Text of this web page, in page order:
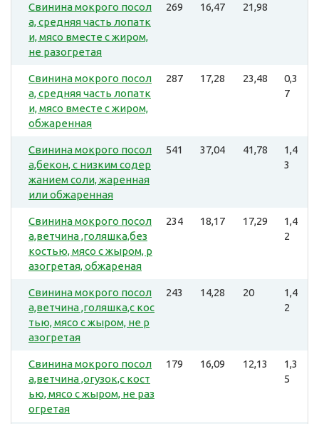
Свинина мокрого посол
а, средняя часть лопатк
и, мясо вместе с жиром,
не разогретая
269 16,47 21,98
Свинина мокрого посол
а, средняя часть лопатк
и, мясо вместе с жиром,
обжаренная
287 17,28 23,48
0,3
7
Свинина мокрого посол
а,бекон, с низким содер
жанием соли, жаренная
или обжаренная
541 37,04 41,78
1,4
3
Свинина мокрого посол
а,ветчина ,голяшка,без
костью, мясо с жыром, р
азогретая, обжареная
234 18,17 17,29
1,4
2
Свинина мокрого посол
а,ветчина ,голяшка,с кос
тью, мясо с жыром, не р
азогретая
243 14,28 20
1,4
2
Свинина мокрого посол
а,ветчина ,огузок,с кост
ью, мясо с жыром, не раз
огретая
179 16,09 12,13
1,3
5